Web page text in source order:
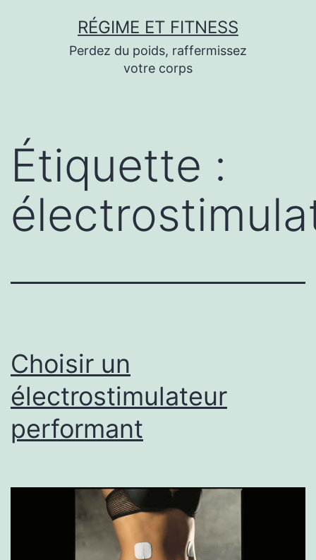
RÉGIME ET FITNESS
Perdez du poids, raffermissez
votre corps
Étiquette :
Choisir un
électrostimulateur
performant